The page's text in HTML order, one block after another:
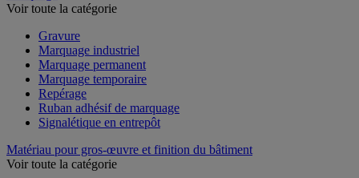
Voir toute la catégorie
Gravure
Marquage industriel
Marquage permanent
Marquage temporaire
Repérage
Ruban adhésif de marquage
Signalétique en entrepôt
Matériau pour gros-œuvre et finition du bâtiment
Voir toute la catégorie